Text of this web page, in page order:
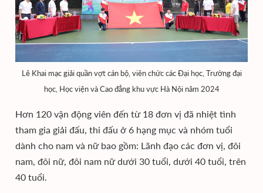
Lê Khai mạc giải quần vợt cán bộ, viên chức các Đại học, Trường đại
học, Học viện và Cao đẳng khu vực Hà Nội năm 2024
Hơn 120 vận động viên đến từ 18 đơn vị đã nhiệt tình
tham gia giải đấu, thi đấu ở 6 hạng mục và nhóm tuổi
dành cho nam và nữ bao gồm: Lãnh đạo các đơn vị, đôi
nam, đôi nữ, đôi nam nữ dưới 30 tuổi, dưới 40 tuổi, trên
40 tuổi.